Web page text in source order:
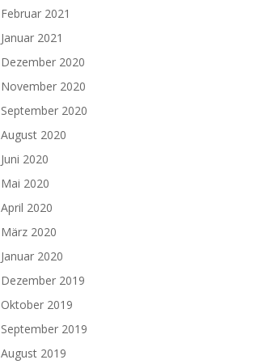
Februar 2021
Januar 2021
Dezember 2020
November 2020
September 2020
August 2020
Juni 2020
Mai 2020
April 2020
März 2020
Januar 2020
Dezember 2019
Oktober 2019
September 2019
August 2019